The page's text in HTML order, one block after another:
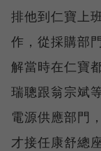
排他到仁寶上
作，從採購部
解當時在仁寶
瑞聰跟翁宗斌
電源供應部門
才接任康舒總